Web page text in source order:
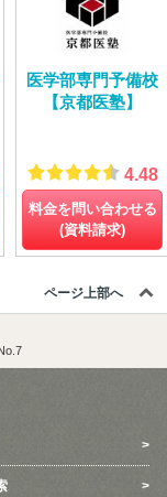
医学部専門予備校
【京都医塾】
4.48
料金を問い合わせる
(資料請求)
ページ上部へ